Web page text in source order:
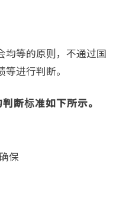
均等的原则，不通过国
进行判断。
断标准如下所示。
保